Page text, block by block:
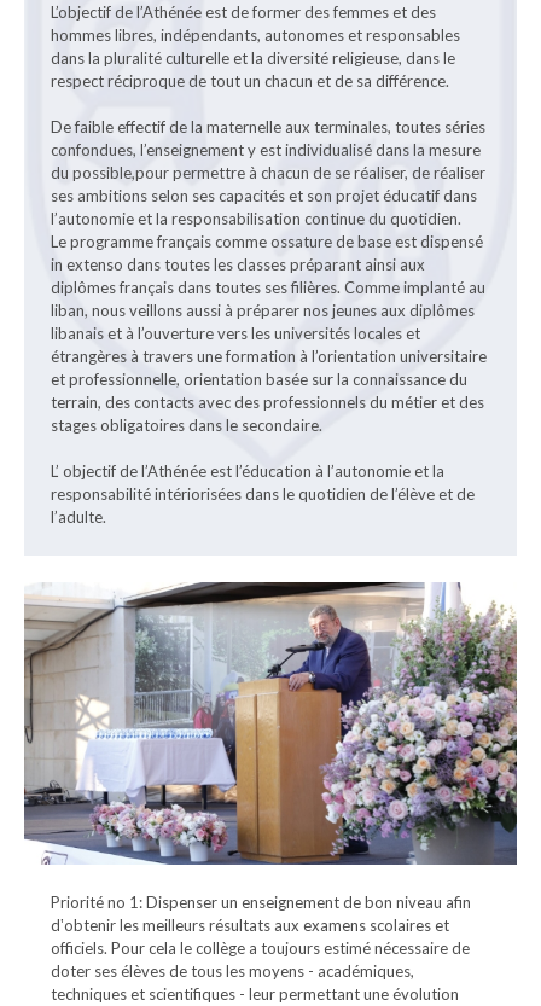
L’objectif de l’Athénée est de former des femmes et des
hommes libres, indépendants, autonomes et responsables
dans la pluralité culturelle et la diversité religieuse, dans le
respect réciproque de tout un chacun et de sa différence.
De faible effectif de la maternelle aux terminales, toutes séries
confondues, l’enseignement y est individualisé dans la mesure
du possible,pour permettre à chacun de se réaliser, de réaliser
ses ambitions selon ses capacités et son projet éducatif dans
l’autonomie et la responsabilisation continue du quotidien.
Le programme français comme ossature de base est dispensé
in extenso dans toutes les classes préparant ainsi aux
diplômes français dans toutes ses filières. Comme implanté au
liban, nous veillons aussi à préparer nos jeunes aux diplômes
libanais et à l’ouverture vers les universités locales et
étrangères à travers une formation à l’orientation universitaire
et professionnelle, orientation basée sur la connaissance du
terrain, des contacts avec des professionnels du métier et des
stages obligatoires dans le secondaire.
L’ objectif de l’Athénée est l’éducation à l’autonomie et la
responsabilité intériorisées dans le quotidien de l’élève et de
l’adulte.
Priorité no 1: Dispenser un enseignement de bon niveau afin
d‛obtenir les meilleurs résultats aux examens scolaires et
officiels. Pour cela le collège a toujours estimé nécessaire de
doter ses élèves de tous les moyens - académiques,
techniques et scientifiques - leur permettant une évolution